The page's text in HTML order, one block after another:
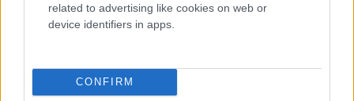
related to advertising like cookies on web or
device identifiers in apps.
CONFIRM